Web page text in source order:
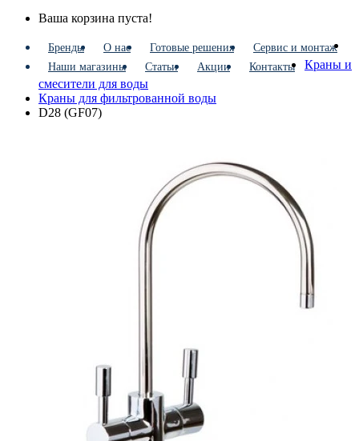
Ваша корзина пуста!
Бренды О нас Готовые решения
Сервис и монтаж
Наши магазины
Статьи Акции Контакты
Краны и
смесители для воды
Краны для фильтрованной воды
D28 (GF07)